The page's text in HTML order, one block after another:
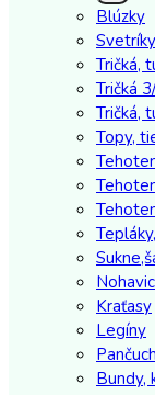
Blúzky
Svetríky
Tričká,
Tričká
Tričká,
Topy,
Kraťasy
Legíny
Bundy,